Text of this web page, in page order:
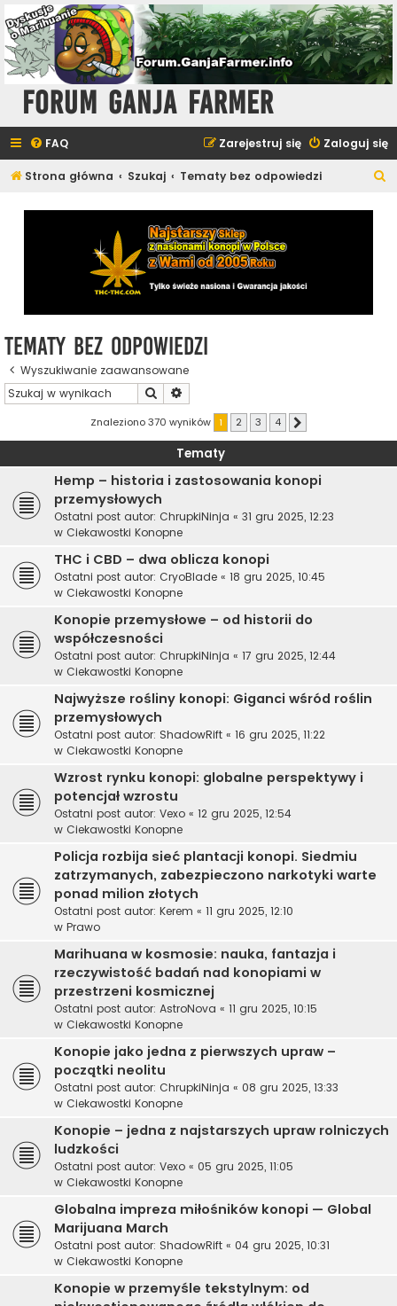
Forum Ganja Farmer
FAQ Zaloguj się
Zarejestruj się
Strona główna Szukaj Tematy bez odpowiedzi
Tematy bez odpowiedzi
Wyszukiwanie zaawansowane
Szukaj
Znaleziono 370 wyników 1 2 3 4
Tematy
Hemp – historia i zastosowania konopi
przemysłowych
Ostatni post autor: ChrupkiNinja « 31 gru 2025, 12:23
w Ciekawostki Konopne
THC i CBD – dwa oblicza konopi
Ostatni post autor: CryoBlade « 18 gru 2025, 10:45
w Ciekawostki Konopne
Konopie przemysłowe – od historii do
współczesności
Ostatni post autor: ChrupkiNinja « 17 gru 2025, 12:44
w Ciekawostki Konopne
Najwyższe rośliny konopi: Giganci wśród roślin
przemysłowych
Ostatni post autor: ShadowRift « 16 gru 2025, 11:22
w Ciekawostki Konopne
Wzrost rynku konopi: globalne perspektywy i
potencjał wzrostu
Ostatni post autor: Vexo « 12 gru 2025, 12:54
w Ciekawostki Konopne
Policja rozbija sieć plantacji konopi. Siedmiu
zatrzymanych, zabezpieczono narkotyki warte
ponad milion złotych
Ostatni post autor: Kerem « 11 gru 2025, 12:10
w Prawo
Marihuana w kosmosie: nauka, fantazja i
rzeczywistość badań nad konopiami w
przestrzeni kosmicznej
Ostatni post autor: AstroNova « 11 gru 2025, 10:15
w Ciekawostki Konopne
Konopie jako jedna z pierwszych upraw –
początki neolitu
Ostatni post autor: ChrupkiNinja « 08 gru 2025, 13:33
w Ciekawostki Konopne
Konopie – jedna z najstarszych upraw rolniczych
ludzkości
Ostatni post autor: Vexo « 05 gru 2025, 11:05
w Ciekawostki Konopne
Globalna impreza miłośników konopi — Global
Marijuana March
Ostatni post autor: ShadowRift « 04 gru 2025, 10:31
w Ciekawostki Konopne
Konopie w przemyśle tekstylnym: od